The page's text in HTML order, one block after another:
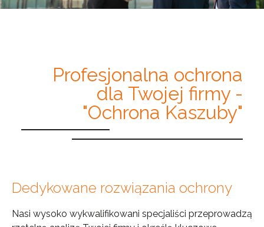
Profesjonalna ochrona
dla Twojej firmy -
"Ochrona Kaszuby"
Dedykowane rozwiązania ochrony
Nasi wysoko wykwalifikowani specjaliści przeprowadzą